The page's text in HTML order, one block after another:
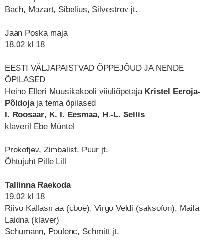
Bach, Mozart, Sibelius, Silvestrov jt.
Jaan Poska maja
18.02 kl 18
EESTI VÄLJAPAISTVAD ÕPPEJÕUD JA NENDE
ÕPILASED
Heino Elleri Muusikakooli viiuliõpetajaKristel Eeroja-
Põldojaja tema õpilased
I. Roosaar, K. I. Eesmaa, H.-L. Sellis
klaveril Ebe Müntel
Prokofjev, Zimbalist, Puur jt.
Õhtujuht Pille Lill
Tallinna Raekoda
19.02 kl 18
Riivo Kallasmaa (oboe), Virgo Veldi (saksofon), Maila
Laidna(klaver)
Schumann, Poulenc, Schmitt jt.